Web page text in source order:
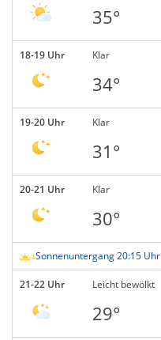
35°
18-19 Uhr Klar
34°
19-20 Uhr Klar
31°
20-21 Uhr Klar
30°
Sonnenuntergang 20:15 Uhr
21-22 Uhr Leicht bewölkt
29°